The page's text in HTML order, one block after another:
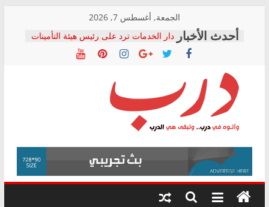
content
الجمعة, أغسطس 7, 2026
دار الخدمات ترد على رئيس هيئة التأمينات
بعد مؤتمره الصحفي: إنكار الأزمة لا ينهي
معاناة أصحاب المعاشات.. ونطالب بكشف
فرحات سليمان يكتب: القطاع الصحي إلى
أين؟
حزب التحالف الشعبي يطلق لجنة “الحق
في الصحة” بالإسكندرية لرصد الانتهاكات
ودعم المرضى
الوزاري لمدينة الصحفيين.. وانتهاء أعمال
إنشاء المبنى الإداري
المجلس القومي لحقوق الإنسان يعلن
متابعة قضية الدكتور محمد زهران.. ويؤكد:
قرينة البراءة وضمانات المحاكمة العادلة
درب
وأتوه
درب..
وتبقى
هي